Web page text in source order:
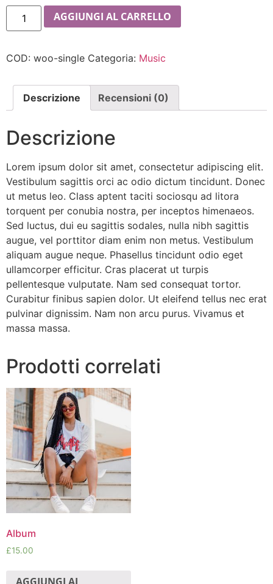
AGGIUNGI AL CARRELLO
COD: woo-single Categoria: Music
Descrizione Recensioni (0)
Descrizione
Lorem ipsum dolor sit amet, consectetur adipiscing elit.
Vestibulum sagittis orci ac odio dictum tincidunt. Donec
ut metus leo. Class aptent taciti sociosqu ad litora
torquent per conubia nostra, per inceptos himenaeos.
Sed luctus, dui eu sagittis sodales, nulla nibh sagittis
augue, vel porttitor diam enim non metus. Vestibulum
aliquam augue neque. Phasellus tincidunt odio eget
ullamcorper efficitur. Cras placerat ut turpis
pellentesque vulputate. Nam sed consequat tortor.
Curabitur finibus sapien dolor. Ut eleifend tellus nec erat
pulvinar dignissim. Nam non arcu purus. Vivamus et
massa massa.
Prodotti correlati
Album
£15.00